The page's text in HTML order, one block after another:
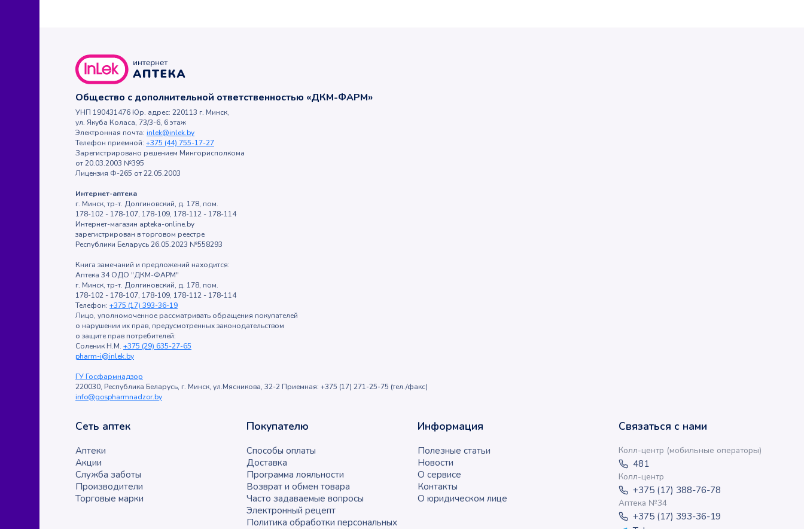
Общество с дополнительной ответственностью «ДКМ-ФАРМ»
УНП 190431476 Юр. адрес: 220113 г. Минск,
ул. Якуба Коласа, 73/3-6, 6 этаж
Электронная почта: inlek@inlek.by
Телефон приемной: +375 (44) 755-17-27
Зарегистрировано решением Мингорисполкома
от 20.03.2003 №395
Лицензия Ф-265 от 22.05.2003
Интернет-аптека
г. Минск, тр-т. Долгиновский, д. 178, пом.
178-102 - 178-107, 178-109, 178-112 - 178-114
Интернет-магазин apteka-online.by
зарегистрирован в торговом реестре
Республики Беларусь 26.05.2023 №558293
Книга замечаний и предложений находится:
Аптека 34 ОДО "ДКМ-ФАРМ"
г. Минск, тр-т. Долгиновский, д. 178, пом.
178-102 - 178-107, 178-109, 178-112 - 178-114
Телефон: +375 (17) 393-36-19
Лицо, уполномоченное рассматривать обращения покупателей
о нарушении их прав, предусмотренных законодательством
о защите прав потребителей:
Соленик Н.М. +375 (29) 635-27-65
pharm-i@inlek.by
ГУ Госфармнадзор
220030, Республика Беларусь, г. Минск, ул.Мясникова, 32-2 Приемная: +375 (17) 271-25-75 (тел./факс)
info@gospharmnadzor.by
Сеть аптек
Аптеки
Акции
Служба заботы
Производители
Торговые марки
Покупателю
Способы оплаты
Доставка
Программа лояльности
Возврат и обмен товара
Часто задаваемые вопросы
Электронный рецепт
Политика обработки персональных
Информация
Полезные статьи
Новости
О сервисе
Контакты
О юридическом лице
Связаться с нами
Колл-центр (мобильные операторы)
481
Колл-центр
+375 (17) 388-76-78
Аптека №34
+375 (17) 393-36-19